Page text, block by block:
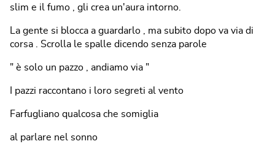
slim e il fumo , gli crea un'aura intorno.
La gente si blocca a guardarlo , ma subito dopo va via di
corsa . Scrolla le spalle dicendo senza parole
" è solo un pazzo , andiamo via "
I pazzi raccontano i loro segreti al vento
Farfugliano qualcosa che somiglia
al parlare nel sonno